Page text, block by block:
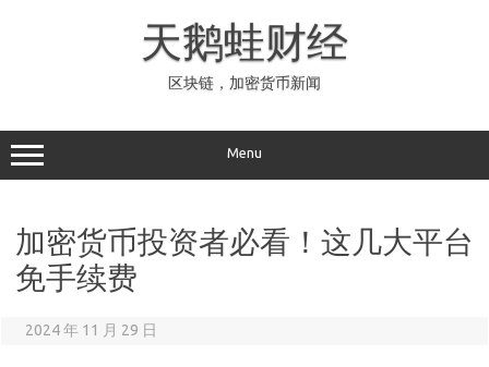
天鹅蛙财经
区块链，加密货币新闻
Menu
加密货币投资者必看！这几大平台
免手续费
2024 年 11 月 29 日